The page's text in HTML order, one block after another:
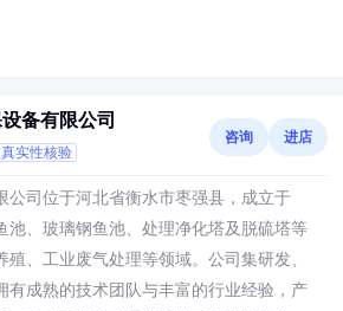
备有限公司
实性核验
咨询 进店
公司位于河北省衡水市枣强县，成立于
池、玻璃钢鱼池、处理净化塔及脱硫塔等
、工业废气处理等领域。公司集研发、
有成熟的技术团队与丰富的行业经验，产